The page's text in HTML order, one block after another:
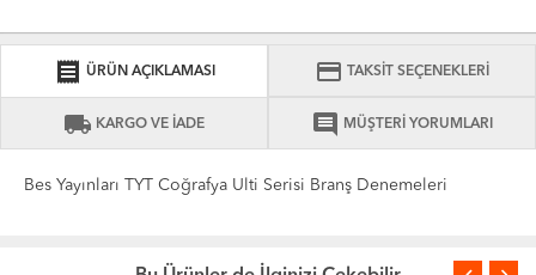
receipt ÜRÜN AÇIKLAMASI credit_card TAKSİT SEÇENEKLERİ
local_shipping KARGO VE İADE comment MÜŞTERİ YORUMLARI
Bes Yayınları TYT Coğrafya Ulti Serisi Branş Denemeleri